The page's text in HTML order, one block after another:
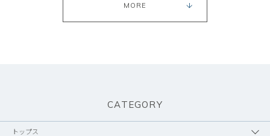
MORE
CATEGORY
トップス